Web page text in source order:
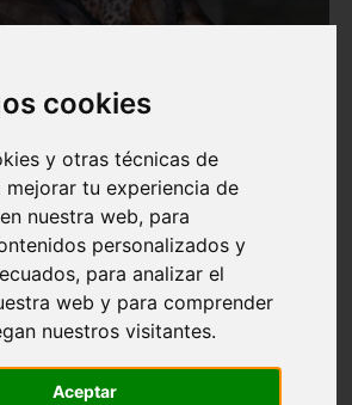
cookies
y otras técnicas de
mejorar tu experiencia de
nuestra web, para
personalizados y
para analizar el
web y para comprender
nuestros visitantes.
Aceptar
que parecía imposible: Utilizarán
para cocinar sus alimentos